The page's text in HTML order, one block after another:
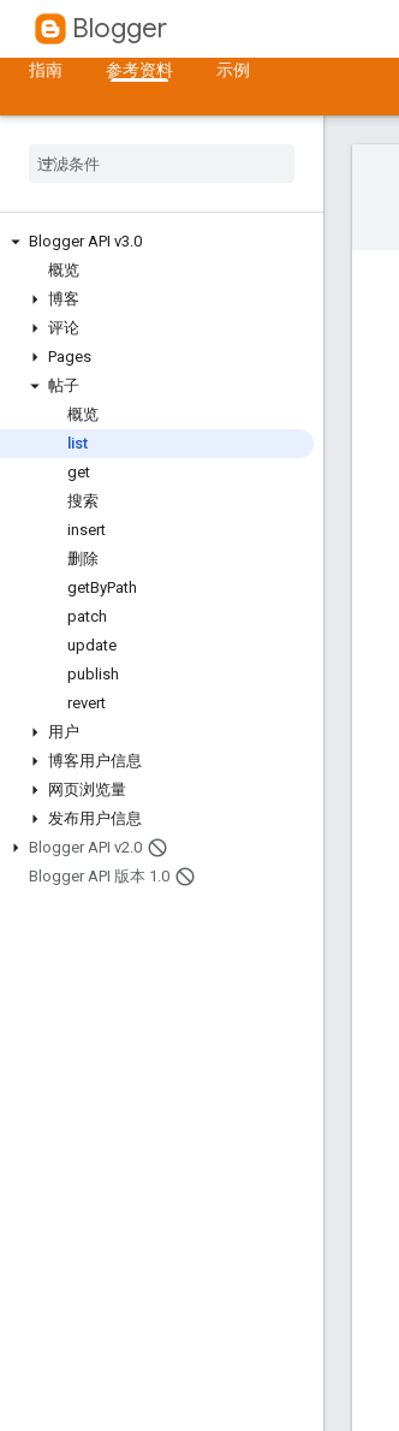
Blogger
指南 参考资料 示例
Blogger API v3.0
概览
博客
评论
Pages
帖子
概览
list
get
搜索
insert
删除
getByPath
patch
update
publish
revert
用户
博客用户信息
网页浏览量
发布用户信息
Blogger API v2.0
Blogger API 版本 1 .0